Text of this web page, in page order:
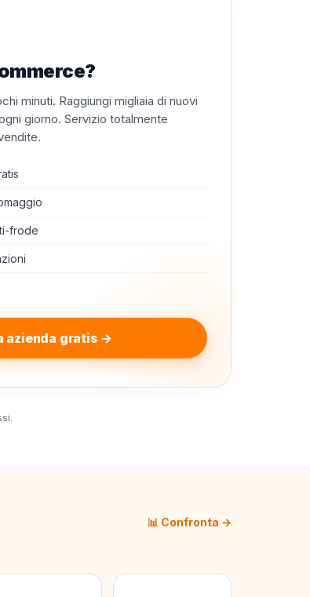
minuti. Raggiungi migliaia di nuovi
giorno. Servizio totalmente
frode
azienda gratis →
📊 Confronta →